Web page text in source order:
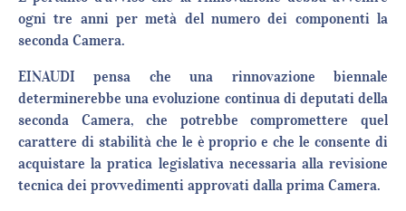
ogni tre anni per metà del numero dei componenti la
seconda Camera.
EINAUDI pensa che una rinnovazione biennale
determinerebbe una evoluzione continua di deputati della
seconda Camera, che potrebbe compromettere quel
carattere di stabilità che le è proprio e che le consente di
acquistare la pratica legislativa necessaria alla revisione
tecnica dei provvedimenti approvati dalla prima Camera.